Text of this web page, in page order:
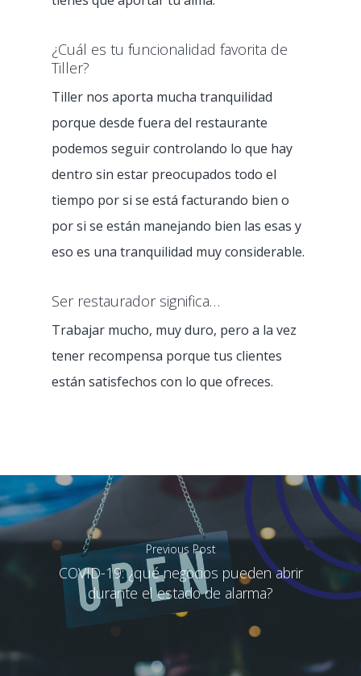
¿Cuál es tu funcionalidad favorita de
Tiller?
Tiller nos aporta mucha tranquilidad
porque desde fuera del restaurante
podemos seguir controlando lo que hay
dentro sin estar preocupados todo el
tiempo por si se está facturando bien o
por si se están manejando bien las esas y
eso es una tranquilidad muy considerable.
Ser restaurador significa…
Trabajar mucho, muy duro, pero a la vez
tener recompensa porque tus clientes
están satisfechos con lo que ofreces.
Previous Post
COVID-19: ¿qué negocios pueden abrir
durante el estado de alarma?
TPV
Análisis y gestión
Integraciones
Click & Collect por
Clientes
Restaurante
Fast Food
Pizzería
Food Truck
Cafetería
Tienda de CBD
Atención al
Recursos
Blog
COVID-19
Empleo
CONTACTO